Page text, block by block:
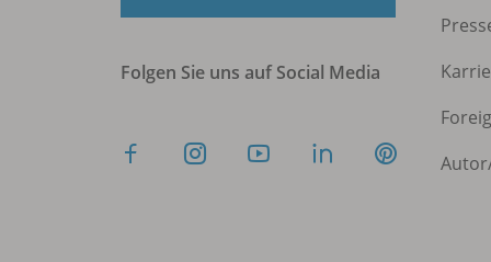
Folgen Sie uns auf Social Media